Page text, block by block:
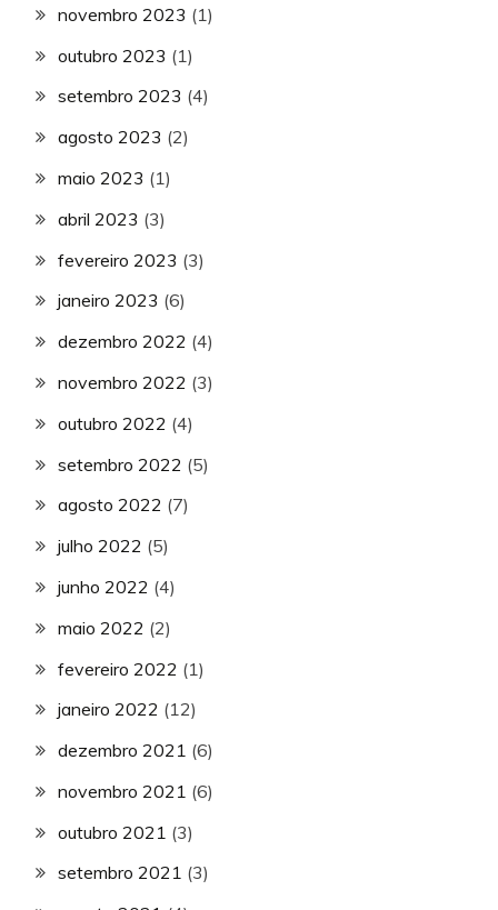
novembro 2023 (1)
outubro 2023 (1)
setembro 2023 (4)
agosto 2023 (2)
maio 2023 (1)
abril 2023 (3)
fevereiro 2023 (3)
janeiro 2023 (6)
dezembro 2022 (4)
novembro 2022 (3)
outubro 2022 (4)
setembro 2022 (5)
agosto 2022 (7)
julho 2022 (5)
junho 2022 (4)
maio 2022 (2)
fevereiro 2022 (1)
janeiro 2022 (12)
dezembro 2021 (6)
novembro 2021 (6)
outubro 2021 (3)
setembro 2021 (3)